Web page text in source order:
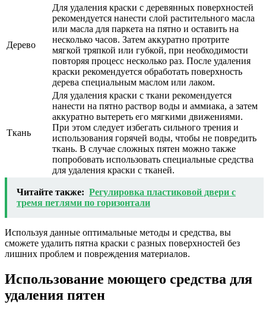
Дерево
Для удаления краски с деревянных поверхностей
рекомендуется нанести слой растительного масла
или масла для паркета на пятно и оставить на
несколько часов. Затем аккуратно протрите
мягкой тряпкой или губкой, при необходимости
повторяя процесс несколько раз. После удаления
краски рекомендуется обработать поверхность
дерева специальным маслом или лаком.
Ткань
Для удаления краски с ткани рекомендуется
нанести на пятно раствор воды и аммиака, а затем
аккуратно вытереть его мягкими движениями.
При этом следует избегать сильного трения и
использования горячей воды, чтобы не повредить
ткань. В случае сложных пятен можно также
попробовать использовать специальные средства
для удаления краски с тканей.
Читайте также: Регулировка пластиковой двери с
тремя петлями по горизонтали
Используя данные оптимальные методы и средства, вы
сможете удалить пятна краски с разных поверхностей без
лишних проблем и повреждения материалов.
Использование моющего средства для
удаления пятен